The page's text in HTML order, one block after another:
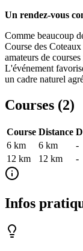
Un rendez-vous
Comme beaucoup
Course des
amateurs de
L'événement
un cadre naturel
Courses (2)
Course Distance
6 km
6 km -
12 km
12 km -
Infos